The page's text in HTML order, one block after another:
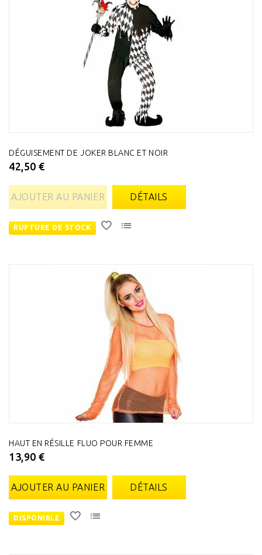
DÉGUISEMENT DE JOKER BLANC ET NOIR
42,50 €
AJOUTER AU PANIER DÉTAILS
RUPTURE DE STOCK
HAUT EN RÉSILLE FLUO POUR FEMME
13,90 €
AJOUTER AU PANIER DÉTAILS
DISPONIBLE